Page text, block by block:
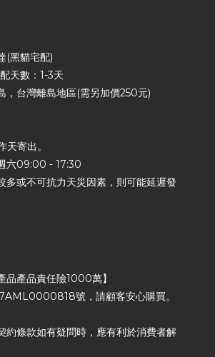
(黑貓宅配)
天數：1-3天
，台灣離島地區(需另加價250元)
寄出。
六09:00 - 17:30
多或不可抗力天災因素，則可能延遲發
品產品責任險1000萬】
號，請顧客安心購買。
約條款如有疑問時，應有利於消費者解